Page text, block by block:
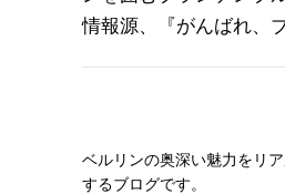
情報源、『がんばれ、
ベルリンの奥深い魅力をリ
するブログです。